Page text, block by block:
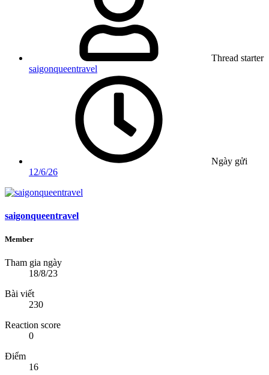
Thread starter
saigonqueentravel
Ngày gửi
12/6/26
saigonqueentravel
Member
Tham gia ngày
18/8/23
Bài viết
230
Reaction score
0
Điểm
16